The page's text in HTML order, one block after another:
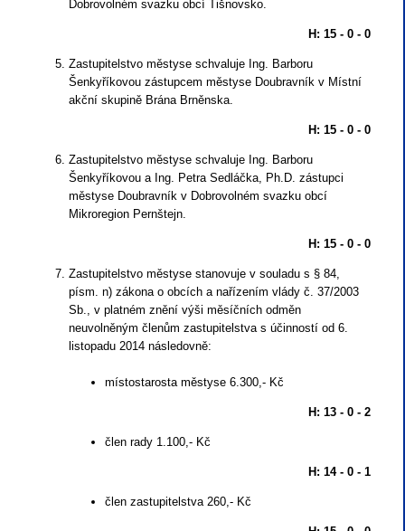
Dobrovolném svazku obcí Tišnovsko.
H: 15 - 0 - 0
Zastupitelstvo městyse schvaluje Ing. Barboru
Šenkyříkovou zástupcem městyse Doubravník v Místní
akční skupině Brána Brněnska.
H: 15 - 0 - 0
Zastupitelstvo městyse schvaluje Ing. Barboru
Šenkyříkovou a Ing. Petra Sedláčka, Ph.D. zástupci
městyse Doubravník v Dobrovolném svazku obcí
Mikroregion Pernštejn.
H: 15 - 0 - 0
Zastupitelstvo městyse stanovuje v souladu s § 84,
písm. n) zákona o obcích a nařízením vlády č. 37/2003
Sb., v platném znění výši měsíčních odměn
neuvolněným členům zastupitelstva s účinností od 6.
listopadu 2014 následovně:
místostarosta městyse 6.300,- Kč
H: 13 - 0 - 2
člen rady 1.100,- Kč
H: 14 - 0 - 1
člen zastupitelstva 260,- Kč